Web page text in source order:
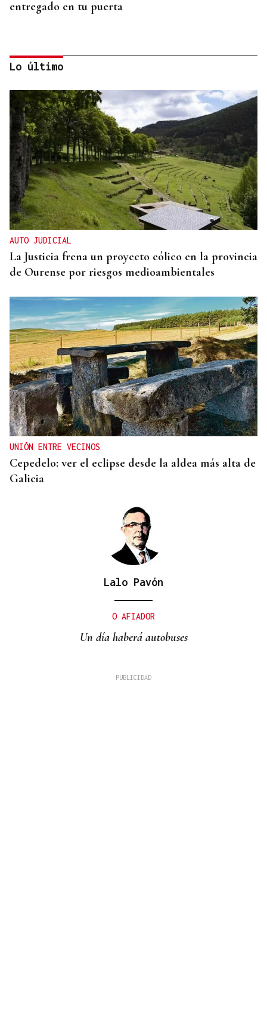
entregado en tu puerta
CONATO EXTINGUIDO
Vídeo | Se desata un incendio forestal en una
cantera de Untes
Lo último
AUTO JUDICIAL
La Justicia frena un proyecto eólico en la provincia
de Ourense por riesgos medioambientales
UNIÓN ENTRE VECINOS
Cepedelo: ver el eclipse desde la aldea más alta de
Galicia
Lalo Pavón
O AFIADOR
Un día haberá autobuses